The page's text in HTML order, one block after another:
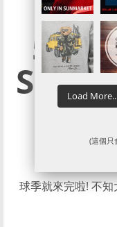
5折
球季就來完啦! 不
Load
(這個只